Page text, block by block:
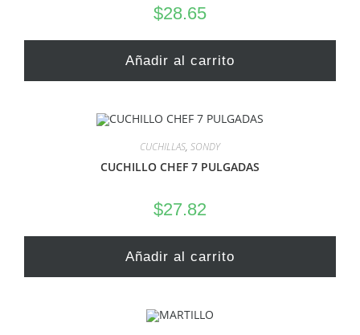
$28.65
Añadir al carrito
CUCHILLAS, SONDY
CUCHILLO CHEF 7 PULGADAS
$27.82
Añadir al carrito